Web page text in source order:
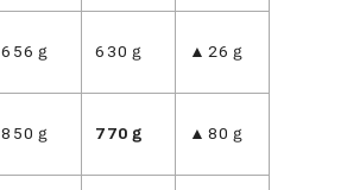
656ｇ 630ｇ ▲26ｇ
850ｇ 770ｇ ▲80ｇ